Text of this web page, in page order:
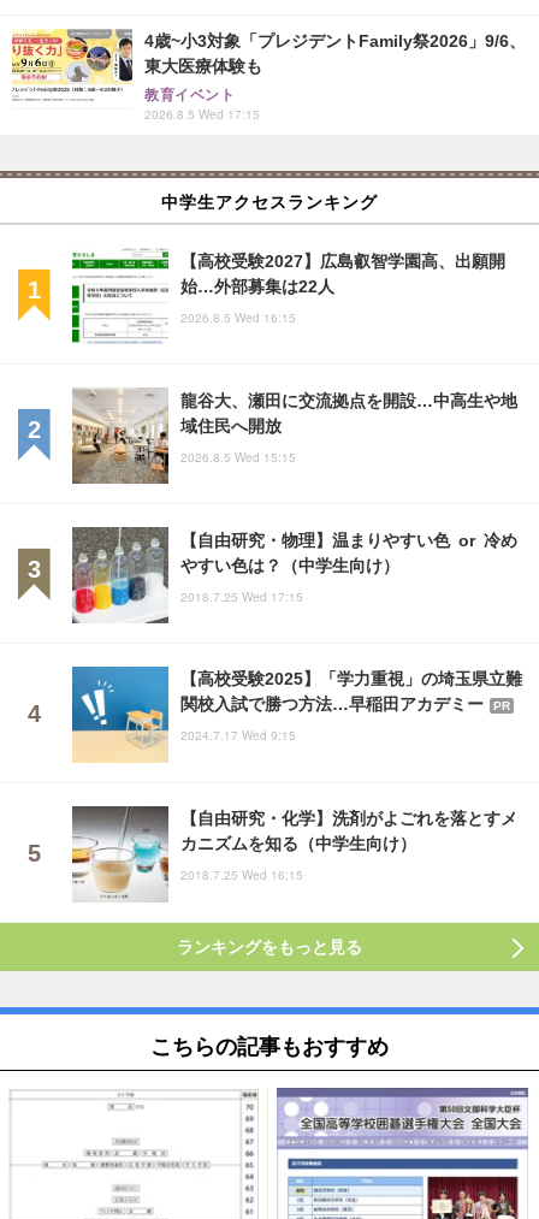
4歳~小3対象「プレジデントFamily祭2026」9/6、
東大医療体験も
教育イベント
2026.8.5 Wed 17:15
中学生アクセスランキング
【高校受験2027】広島叡智学園高、出願開
始…外部募集は22人
2026.8.5 Wed 16:15
龍谷大、瀬田に交流拠点を開設…中高生や地
域住民へ開放
2026.8.5 Wed 15:15
【自由研究・物理】温まりやすい色 or 冷め
やすい色は？（中学生向け）
2018.7.25 Wed 17:15
【高校受験2025】「学力重視」の埼玉県立難
関校入試で勝つ方法…早稲田アカデミー
PR
2024.7.17 Wed 9:15
【自由研究・化学】洗剤がよごれを落とすメ
カニズムを知る（中学生向け）
2018.7.25 Wed 16:15
ランキングをもっと見る
こちらの記事もおすすめ